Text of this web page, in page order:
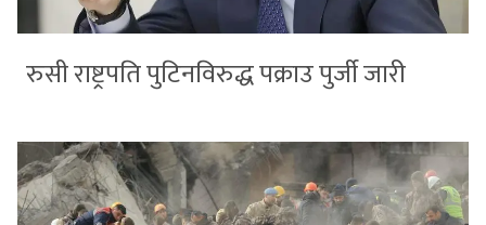
रुसी राष्ट्रपति पुटिनविरुद्ध पक्राउ पुर्जी जारी